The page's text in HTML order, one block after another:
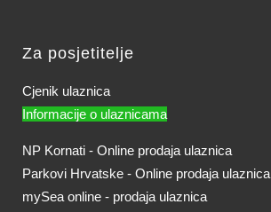
Za posjetitelje
Cjenik ulaznica
Informacije o ulaznicama
NP Kornati - Online prodaja ulaznica
Parkovi Hrvatske - Online prodaja ulaznica
mySea online - prodaja ulaznica